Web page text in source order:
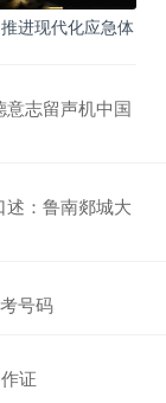
进现代化应急体
志留声机中国
：鲁南郯城大
号码
证